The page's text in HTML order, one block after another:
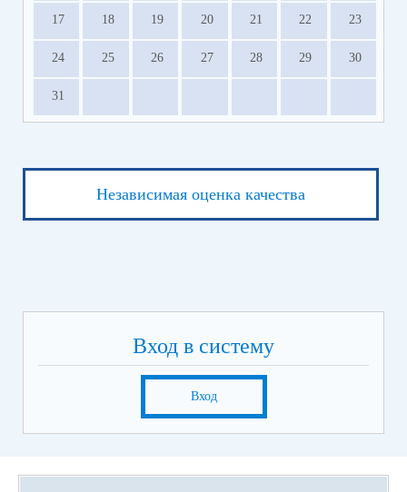
17 18 19 20 21 22 23
24 25 26 27 28 29 30
31
Независимая оценка качества
Вход в систему
Вход